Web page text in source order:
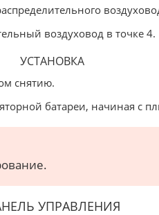
воздуховод в точке 4.
УСТАНОВКА
снятию.
батареи, начиная с
УПРАВЛЕНИЯ